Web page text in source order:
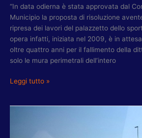
“In data odierna è stata approvata dal
Municipio la proposta di risoluzione
ripresa dei lavori del palazzetto dello
opera infatti, iniziata nel 2009, è in attesa
oltre quattro anni per il fallimento della
solo le mura perimetrali dell’intero
Leggi tutto »